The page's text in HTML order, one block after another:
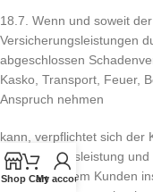
18.7. Wenn und soweit
Versicherungsleistungen
abgeschlossen
Kasko, Transport, Feuer,
Anspruch nehmen
kann, verpflichtet sich der
Versicherungsleistung
gegenüber dem Kunden
Shop Cart
My account